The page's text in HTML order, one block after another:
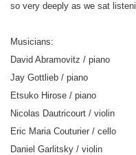
so very deeply as we sat
Musicians:
David Abramovitz / piano
Jay Gottlieb / piano
Etsuko Hirose / piano
Nicolas Dautricourt / violin
Eric Maria Couturier / cello
Daniel Garlitsky / violin